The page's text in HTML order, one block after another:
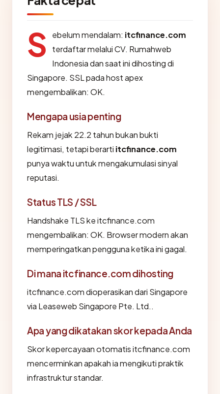
S ebelum mendalam: itcfinance.com
terdaftar melalui CV. Rumahweb
Indonesia dan saat ini dihosting di
Singapore. SSL pada host apex
mengembalikan: OK.
Mengapa usia penting
Rekam jejak 22.2 tahun bukan bukti
legitimasi, tetapi berarti itcfinance.com
punya waktu untuk mengakumulasi sinyal
reputasi.
Status TLS / SSL
Handshake TLS ke itcfinance.com
mengembalikan: OK. Browser modern akan
memperingatkan pengguna ketika ini gagal.
Di mana itcfinance.com dihosting
itcfinance.com dioperasikan dari Singapore
via Leaseweb Singapore Pte. Ltd..
Apa yang dikatakan skor kepada Anda
Skor kepercayaan otomatis itcfinance.com
mencerminkan apakah ia mengikuti praktik
infrastruktur standar.